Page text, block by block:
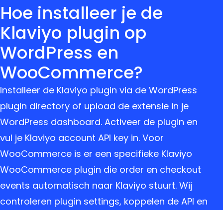
Hoe installeer je de
Klaviyo plugin op
WordPress en
WooCommerce?
Installeer de Klaviyo plugin via de WordPress
plugin directory of upload de extensie in je
WordPress dashboard. Activeer de plugin en
vul je Klaviyo account API key in. Voor
WooCommerce is er een specifieke Klaviyo
WooCommerce plugin die order en checkout
events automatisch naar Klaviyo stuurt. Wij
controleren plugin settings, koppelen de API en